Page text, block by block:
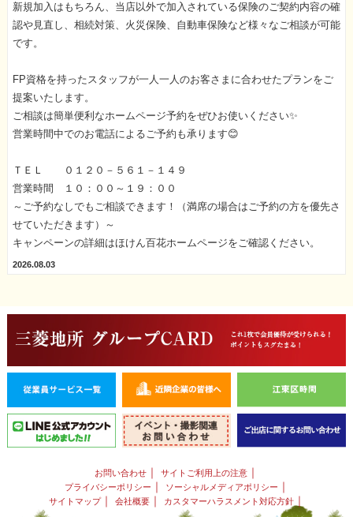
新規加入はもちろん、当店以外で加入されている保険のご契約内容の確
認や見直し、相続対策、火災保険、自動車保険など様々なご相談が可能
です。
FP資格を持ったスタッフが一人一人のお客さまに合わせたプランをご
提案いたします。
ご相談は簡単便利なホームページ予約をぜひお使いください✨
営業時間中でのお電話によるご予約も承ります😊
ＴＥＬ ０１２０－５６１－１４９
営業時間 １０：００～１９：００
～ご予約なしでもご相談できます！（満席の場合はご予約の方を優先さ
せていただきます）～
キャンペーンの詳細はほけん百花ホームページをご確認ください。
2026.08.03
お問い合わせ ｜ サイトご利用上の注意 ｜
プライバシーポリシー ｜ ソーシャルメディアポリシー ｜
サイトマップ｜ 会社概要｜ カスタマーハラスメント対応方針｜